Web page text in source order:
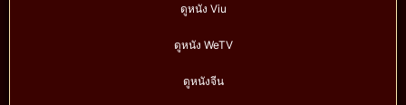
ดูหนัง Viu
ดูหนัง WeTV
ดูหนังจีน